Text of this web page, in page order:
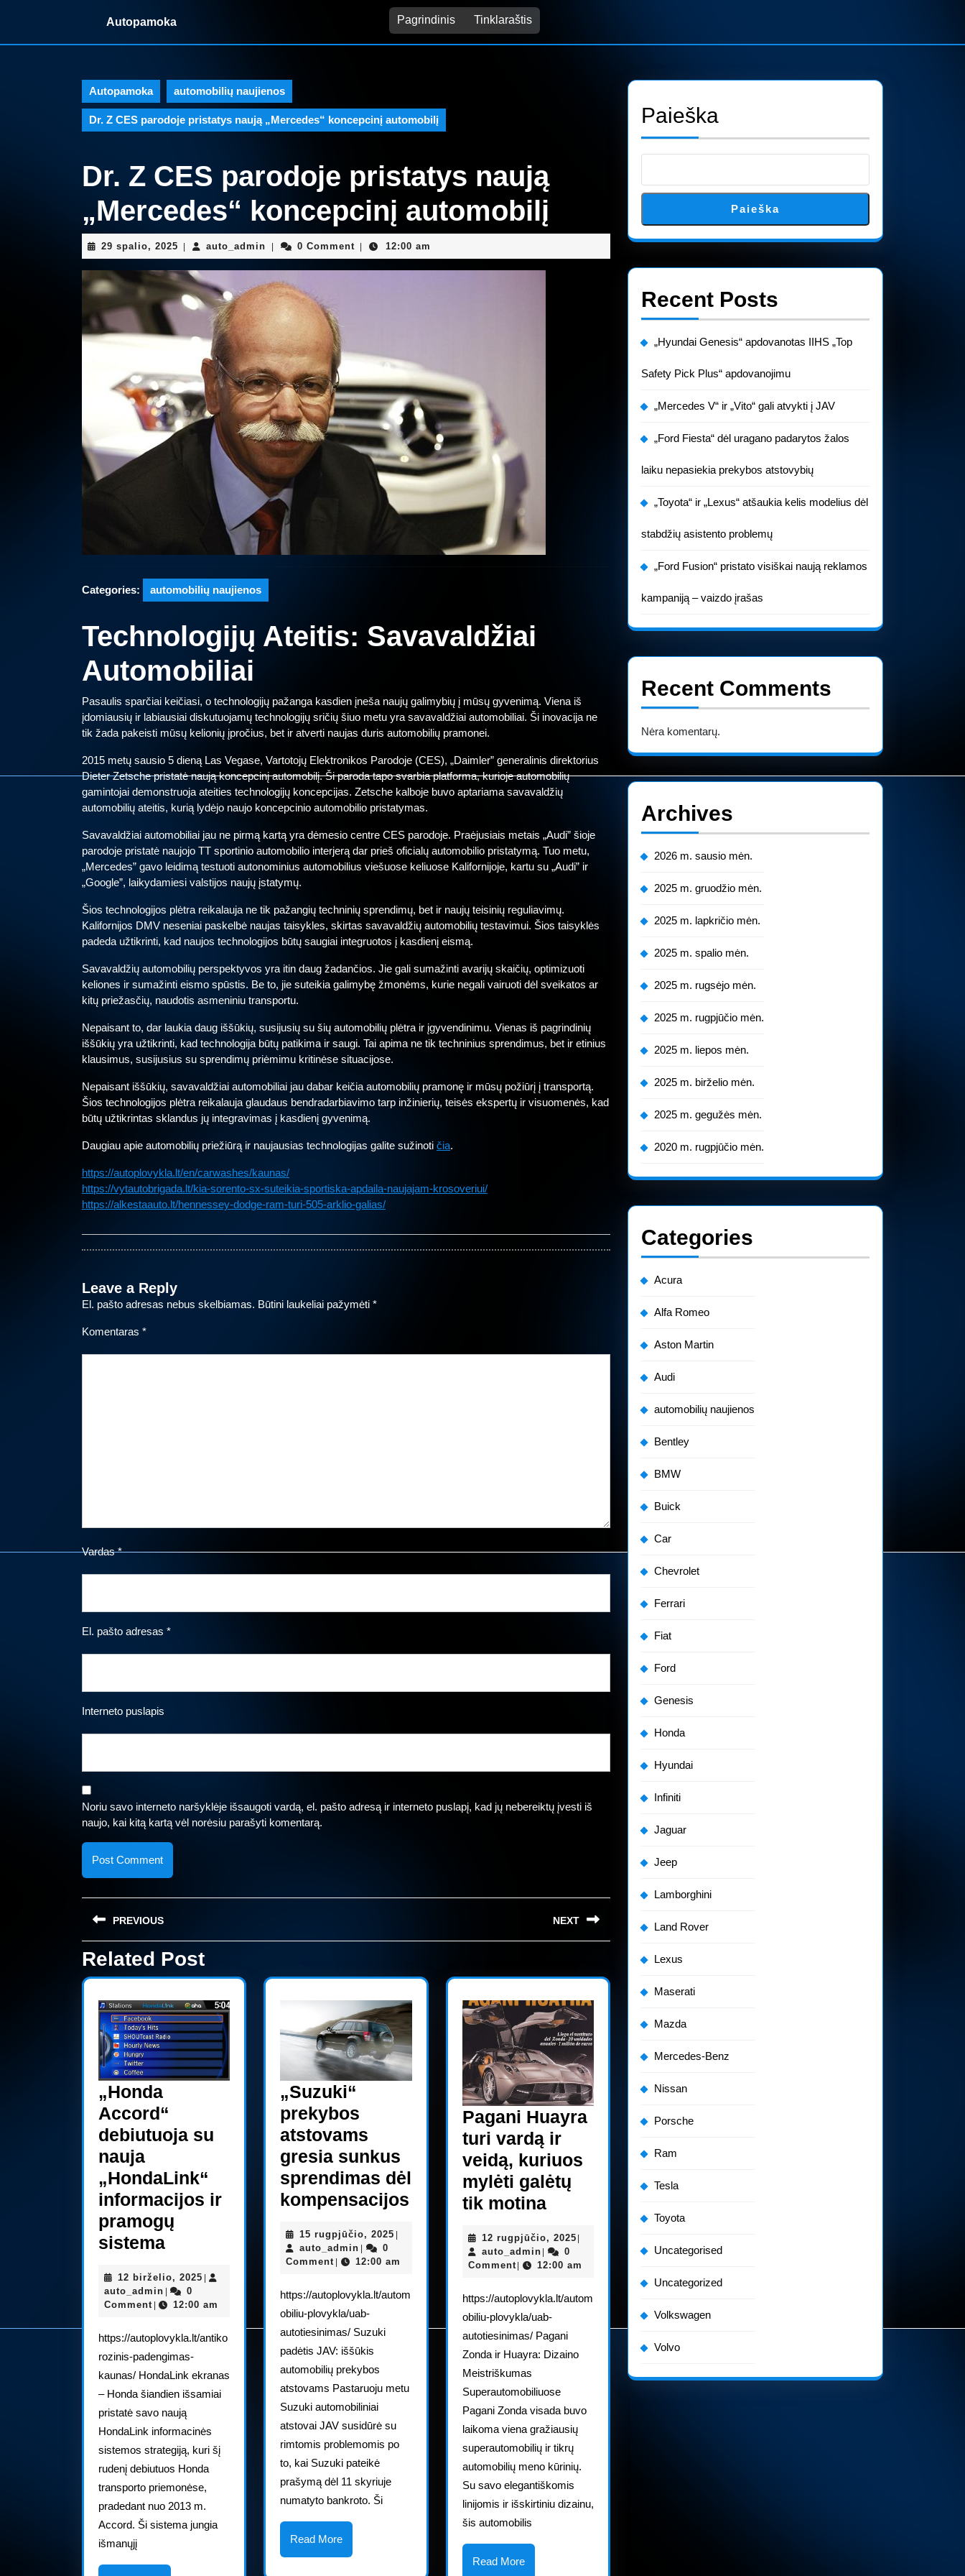
Autopamoka Pagrindinis Tinklaraštis
Autopamoka automobilių naujienos
Dr. Z CES parodoje pristatys naują „Mercedes“ koncepcinį automobilį
Dr. Z CES parodoje pristatys naują
„Mercedes“ koncepcinį automobilį
29 spalio, 2025 29
spalio,
2025
auto_admin auto_admin0 Comment 12:00 am
Categories: automobilių naujienos
Technologijų Ateitis: Savavaldžiai
Automobiliai
Pasaulis sparčiai keičiasi, o technologijų pažanga kasdien įneša naujų galimybių į mūsų gyvenimą. Viena iš
įdomiausių ir labiausiai diskutuojamų technologijų sričių šiuo metu yra savavaldžiai automobiliai. Ši inovacija ne
tik žada pakeisti mūsų kelionių įpročius, bet ir atverti naujas duris automobilių pramonei.
2015 metų sausio 5 dieną Las Vegase, Vartotojų Elektronikos Parodoje (CES), „Daimler” generalinis direktorius
Dieter Zetsche pristatė naują koncepcinį automobilį. Ši paroda tapo svarbia platforma, kurioje automobilių
gamintojai demonstruoja ateities technologijų koncepcijas. Zetsche kalboje buvo aptariama savavaldžių
automobilių ateitis, kurią lydėjo naujo koncepcinio automobilio pristatymas.
Savavaldžiai automobiliai jau ne pirmą kartą yra dėmesio centre CES parodoje. Praėjusiais metais „Audi” šioje
parodoje pristatė naujojo TT sportinio automobilio interjerą dar prieš oficialų automobilio pristatymą. Tuo metu,
„Mercedes” gavo leidimą testuoti autonominius automobilius viešuose keliuose Kalifornijoje, kartu su „Audi” ir
„Google”, laikydamiesi valstijos naujų įstatymų.
Šios technologijos plėtra reikalauja ne tik pažangių techninių sprendimų, bet ir naujų teisinių reguliavimų.
Kalifornijos DMV neseniai paskelbė naujas taisykles, skirtas savavaldžių automobilių testavimui. Šios taisyklės
padeda užtikrinti, kad naujos technologijos būtų saugiai integruotos į kasdienį eismą.
Savavaldžių automobilių perspektyvos yra itin daug žadančios. Jie gali sumažinti avarijų skaičių, optimizuoti
keliones ir sumažinti eismo spūstis. Be to, jie suteikia galimybę žmonėms, kurie negali vairuoti dėl sveikatos ar
kitų priežasčių, naudotis asmeniniu transportu.
Nepaisant to, dar laukia daug iššūkių, susijusių su šių automobilių plėtra ir įgyvendinimu. Vienas iš pagrindinių
iššūkių yra užtikrinti, kad technologija būtų patikima ir saugi. Tai apima ne tik techninius sprendimus, bet ir etinius
klausimus, susijusius su sprendimų priėmimu kritinėse situacijose.
Nepaisant iššūkių, savavaldžiai automobiliai jau dabar keičia automobilių pramonę ir mūsų požiūrį į transportą.
Šios technologijos plėtra reikalauja glaudaus bendradarbiavimo tarp inžinierių, teisės ekspertų ir visuomenės, kad
būtų užtikrintas sklandus jų integravimas į kasdienį gyvenimą.
Daugiau apie automobilių priežiūrą ir naujausias technologijas galite sužinoti čia.
https://autoplovykla.lt/en/carwashes/kaunas/
https://vytautobrigada.lt/kia-sorento-sx-suteikia-sportiska-apdaila-naujajam-krosoveriui/
https://alkestaauto.lt/hennessey-dodge-ram-turi-505-arklio-galias/
Leave a Reply
El. pašto adresas nebus skelbiamas. Būtini laukeliai pažymėti *
Komentaras *
Vardas*
El. pašto adresas *
Interneto puslapis
Noriu savo interneto naršyklėje išsaugoti vardą, el. pašto adresą ir interneto puslapį, kad jų nebereiktų įvesti iš
naujo, kai kitą kartą vėl norėsiu parašyti komentarą.
Navigacija
tarp
įrašų
PREVIOUS
Previous
post:
NEXT
post:
Related Post
„Honda
Accord“
debiutuoja su
nauja
„HondaLink“
informacijos ir
pramogų
sistema„Honda
debiutuoja
su
„HondaLink“
informacijos
ir
pramogų
sistema
12 birželio, 2025 12
2025
auto_admin auto_admin
0
Comment
12:00 am
https://autoplovykla.lt/antiko
rozinis-padengimas-
kaunas/ HondaLink ekranas
– Honda šiandien išsamiai
pristatė savo naują
HondaLink informacinės
sistemos strategiją, kuri šį
rudenį debiutuos Honda
transporto priemonėse,
pradedant nuo 2013 m.
Accord. Ši sistema jungia
išmanųjį
„Suzuki“
prekybos
atstovams
gresia sunkus
sprendimas dėl
kompensacijos „Suzuki“
atstovams
sprendimas
dėl
kompensacijos
15 rugpjūčio, 2025 15
2025
auto_admin auto_admin
0
Comment
12:00 am
https://autoplovykla.lt/autom
obiliu-plovykla/uab-
autotiesinimas/ Suzuki
padėtis JAV: iššūkis
automobilių prekybos
atstovams Pastaruoju metu
Suzuki automobiliniai
atstovai JAV susidūrė su
rimtomis problemomis po
to, kai Suzuki pateikė
prašymą dėl 11 skyriuje
numatyto bankroto. Ši
Read MoreRead
More
Pagani Huayra
turi vardą ir
veidą, kuriuos
mylėti galėtų
tik motinaPagani
turi
vardą
veidą,
kuriuos
mylėti
tik
motina
12 rugpjūčio, 202512
2025
auto_adminauto_admin
0
Comment
12:00 am
https://autoplovykla.lt/autom
obiliu-plovykla/uab-
autotiesinimas/ Pagani
Zonda ir Huayra: Dizaino
Meistriškumas
Superautomobiliuose
Pagani Zonda visada buvo
laikoma viena gražiausių
superautomobilių ir tikrų
automobilių meno kūrinių.
Su savo elegantiškomis
linijomis ir išskirtiniu dizainu,
šis automobilis
Read MoreRead
Paieška
Paieška
Recent Posts
„Hyundai Genesis“ apdovanotas IIHS „Top
Safety Pick Plus“ apdovanojimu
„Mercedes V“ ir „Vito“ gali atvykti į JAV
„Ford Fiesta“ dėl uragano padarytos žalos
laiku nepasiekia prekybos atstovybių
„Toyota“ ir „Lexus“ atšaukia kelis modelius dėl
stabdžių asistento problemų
„Ford Fusion“ pristato visiškai naują reklamos
kampaniją – vaizdo įrašas
Recent Comments
Nėra komentarų.
Archives
2026 m. sausio mėn.
2025 m. gruodžio mėn.
2025 m. lapkričio mėn.
2025 m. spalio mėn.
2025 m. rugsėjo mėn.
2025 m. rugpjūčio mėn.
2025 m. liepos mėn.
2025 m. birželio mėn.
2025 m. gegužės mėn.
2020 m. rugpjūčio mėn.
Categories
Acura
Alfa Romeo
Aston Martin
Audi
automobilių naujienos
Bentley
BMW
Buick
Car
Chevrolet
Ferrari
Fiat
Ford
Genesis
Honda
Hyundai
Infiniti
Jaguar
Jeep
Lamborghini
Land Rover
Lexus
Maserati
Mazda
Mercedes-Benz
Nissan
Porsche
Ram
Tesla
Toyota
Uncategorised
Uncategorized
Volkswagen
Volvo